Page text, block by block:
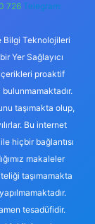
726 Telegram:
Bilgi Teknolojileri
Yer Sağlayıcı
proaktif
taşımakta olup,
Bu internet
hiçbir bağlantısı
makaleler
taşımamakta
tesadüfidir.